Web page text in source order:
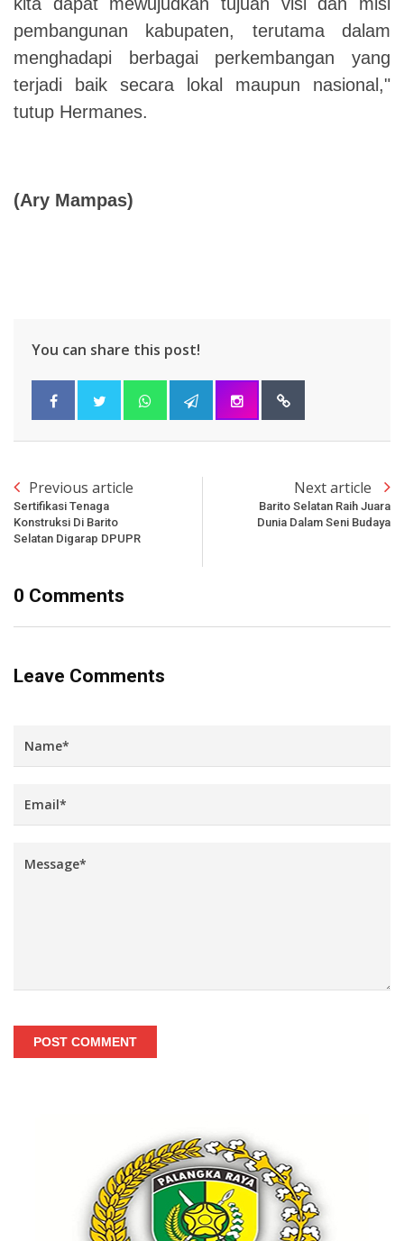
pembangunan kabupaten, terutama dalam
menghadapi berbagai perkembangan yang
terjadi baik secara lokal maupun nasional,"
tutup Hermanes.
(Ary Mampas)
You can share this post!
Previous article
Sertifikasi Tenaga
Konstruksi Di Barito
Selatan Digarap DPUPR
Next article
Barito Selatan Raih Juara
Dunia Dalam Seni Budaya
0 Comments
Leave Comments
POST COMMENT